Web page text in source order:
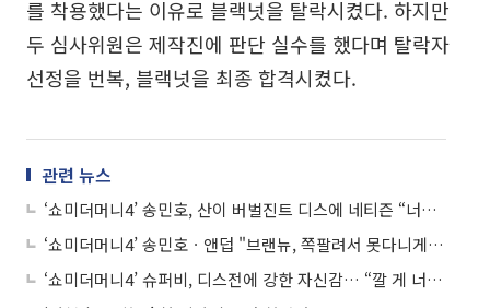
를 착용했다는 이유로 블랙넛을 탈락시켰다. 하지만
두 심사위원은 제작진에 판단 실수를 했다며 탈락자
선정을 번복, 블랙넛을 최종 합격시켰다.
관련 뉴스
‘쇼미더머니4’ 송민호, 산이 버벌진트 디스에 네티즌 “너나 잘해라”
‘쇼미더머니4’ 송민호ㆍ앤덥 "브랜뉴, 쪽팔려서 못다니게 할 것"
‘쇼미더머니4’ 슈퍼비, 디스전에 강한 자신감… “깔 게 너무 많아서”